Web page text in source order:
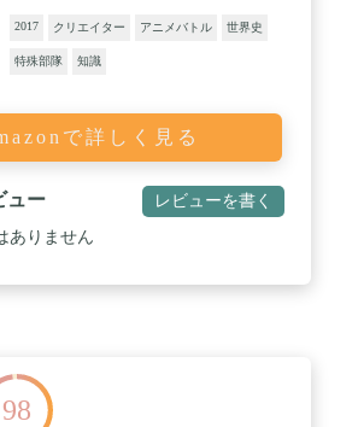
2017 クリエイター アニメバトル 世界史
特殊部隊 知識
で詳しく見る
ュー レビューを書く
ありません
98